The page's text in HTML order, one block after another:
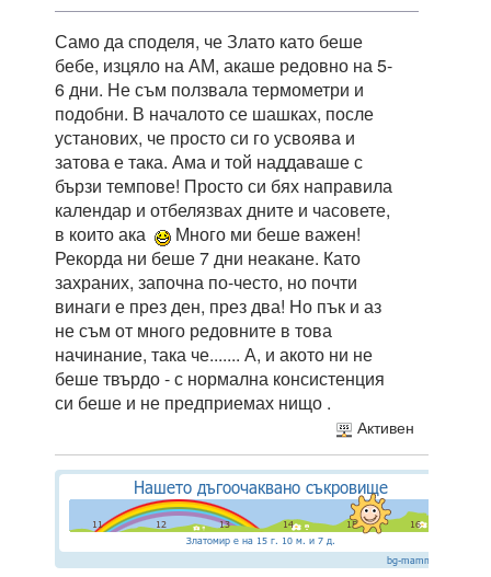
Само да споделя, че Злато като беше
бебе, изцяло на АМ, акаше редовно на 5-
6 дни. Не съм ползвала термометри и
подобни. В началото се шашках, после
установих, че просто си го усвоява и
затова е така. Ама и той наддаваше с
бързи темпове! Просто си бях направила
календар и отбелязвах дните и часовете,
в които ака
Много ми беше важен!
Рекорда ни беше 7 дни неакане. Като
захраних, започна по-често, но почти
винаги е през ден, през два! Но пък и аз
не съм от много редовните в това
начинание, така че....... А, и акото ни не
беше твърдо - с нормална консистенция
си беше и не предприемах нищо .
Активен